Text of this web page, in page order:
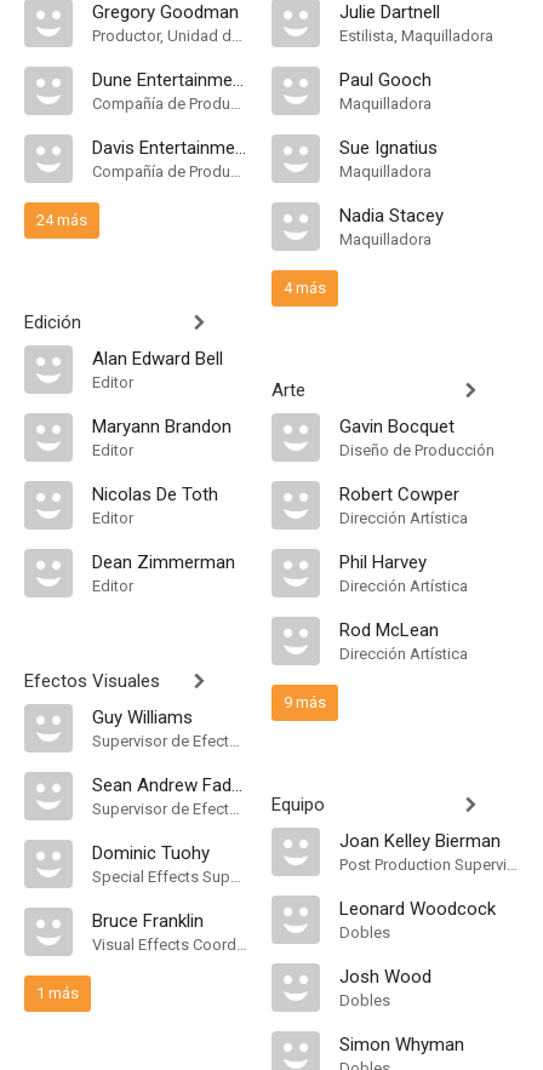
Gregory Goodman
Productor, Unidad de Producción
Dune Entertainment
Compañía de Produccion
Davis Entertainment
Compañía de Produccion
24 más
Edición
Alan Edward Bell
Editor
Maryann Brandon
Editor
Nicolas De Toth
Editor
Dean Zimmerman
Editor
Efectos Visuales
Guy Williams
Supervisor de Efectos Visuales
Sean Andrew Faden
Supervisor de Efectos Visuales
Dominic Tuohy
Special Effects Supervisor
Bruce Franklin
Visual Effects Coordinator
1 más
Julie Dartnell
Estilista, Maquilladora
Paul Gooch
Maquilladora
Sue Ignatius
Maquilladora
Nadia Stacey
Maquilladora
4 más
Arte
Gavin Bocquet
Diseño de Producción
Robert Cowper
Dirección Artística
Phil Harvey
Dirección Artística
Rod McLean
Dirección Artística
9 más
Equipo
Joan Kelley Bierman
Post Production Supervisor
Leonard Woodcock
Dobles
Josh Wood
Dobles
Simon Whyman